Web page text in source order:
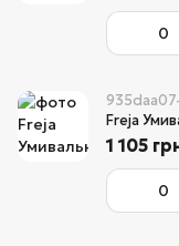
Freja
1 105